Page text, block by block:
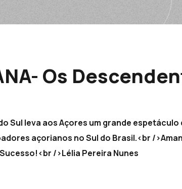
Os
Sul leva aos Açores um grande
açorianos no Sul do Brasil.<br /
/>Lélia Pereira Nunes